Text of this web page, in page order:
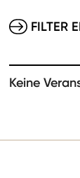
FILTER
Keine